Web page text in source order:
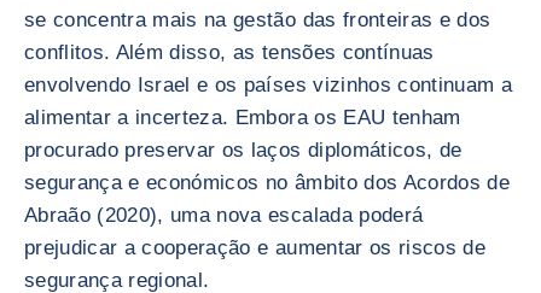
se concentra mais na gestão das fronteiras e dos
conflitos. Além disso, as tensões contínuas
envolvendo Israel e os países vizinhos continuam a
alimentar a incerteza. Embora os EAU tenham
procurado preservar os laços diplomáticos, de
segurança e económicos no âmbito dos Acordos de
Abraão (2020), uma nova escalada poderá
prejudicar a cooperação e aumentar os riscos de
segurança regional.